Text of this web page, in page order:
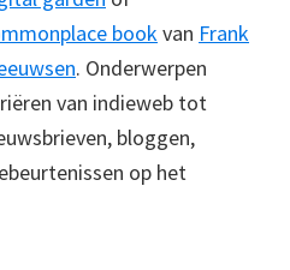
bookvan Frank
. Onderwerpen
van indieweb tot
bloggen,
op het